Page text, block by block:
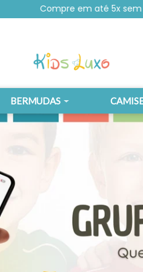
Compre em até 5x sem juros!
BERMUDAS